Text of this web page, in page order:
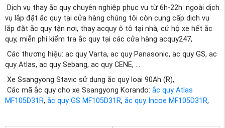
Dịch vụ thay ắc quy chuyên nghiệp phục vụ từ 6h-22h: ngoài dịch
vụ lắp đặt ắc quy tại cửa hàng chúng tôi còn cung cấp dịch vụ
lắp đặt ắc quy tận nơi, thay acquy ô tô tại nhà, cứ hộ xe hết ắc
quy, miễn phí kiểm tra ắc quy tại các cửa hàng acquy247,
Các thương hiệu: ac quy Varta, ac quy Panasonic, ac quy GS, ac
quy Atlas, ac quy Sebang, ac quy CENE, ...
Xe Ssangyong Stavic sử dụng ắc quy loại 90Ah (R),
Các mã ắc quy cho xe Ssangyong Korando: ắc quy Atlas
MF105D31R, ắc quy GS MF105D31R, ắc quy Incoe MF105D31R,